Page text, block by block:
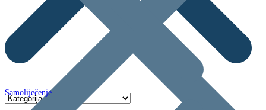
Samoliječenje